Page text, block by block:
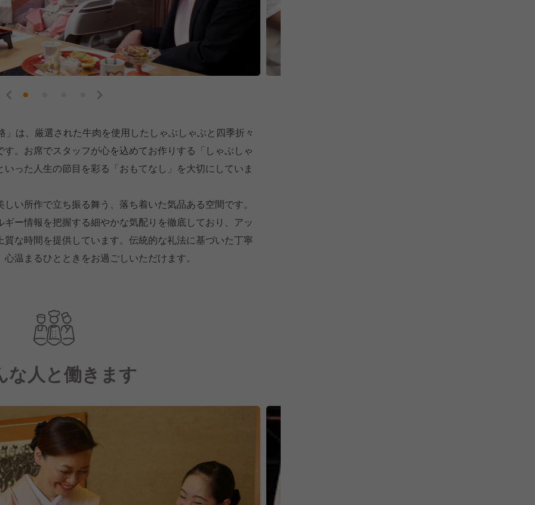
は、厳選された牛肉を使用したしゃぶしゃぶと四季折々
。お席でスタッフが心を込めてお作りする「しゃぶしゃ
った人生の節目を彩る「おもてなし」を大切にしていま
い所作で立ち振る舞う、落ち着いた気品ある空間です。
ー情報を把握する細やかな気配りを徹底しており、アッ
な時間を提供しています。伝統的な礼法に基づいた丁寧
温まるひとときをお過ごしいただけます。
な人と働きます